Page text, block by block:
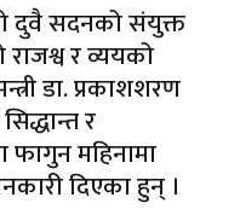
दुवै सदनको संयुक्त
र व्ययको
डा. प्रकाशशरण
र
फागुन महिनामा
दिएका हुन् ।